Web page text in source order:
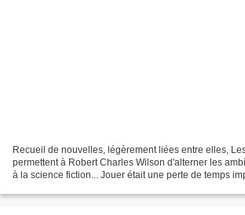
Recueil de nouvelles, légèrement liées entre elles,
permettent à Robert Charles Wilson d'alterner les
à la science fiction... Jouer était une perte de temps